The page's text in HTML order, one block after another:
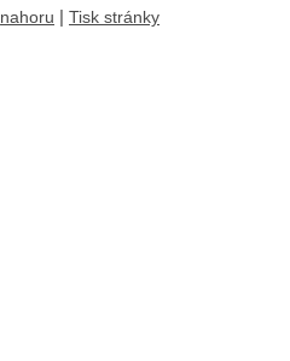
nahoru Tisk stránky